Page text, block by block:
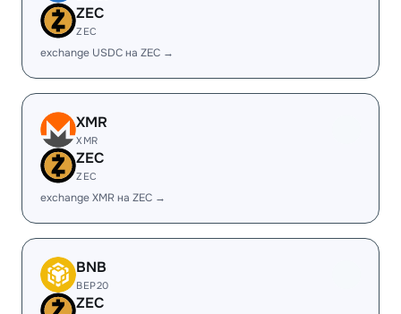
ZEC
ZEC
exchange USDC на ZEC →
XMR
XMR
ZEC
ZEC
exchange XMR на ZEC →
BNB
BEP20
ZEC